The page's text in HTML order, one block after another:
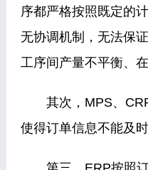
序都严格按照既定的
无协调机制，无法保
工序间产量不平衡、
其次，MPS、CRP
使得订单信息不能及